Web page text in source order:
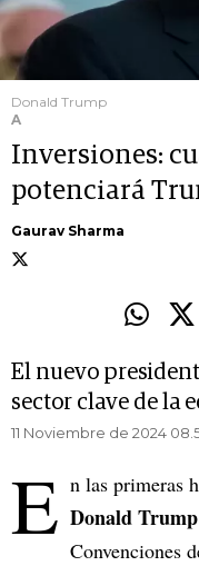
Donald Trump
A
Inversiones:
potenciará
Gaurav Sharma
El nuevo
sector clave de la
11 Noviembre de 2024
E n las primeras
Donald Trump
Convenciones